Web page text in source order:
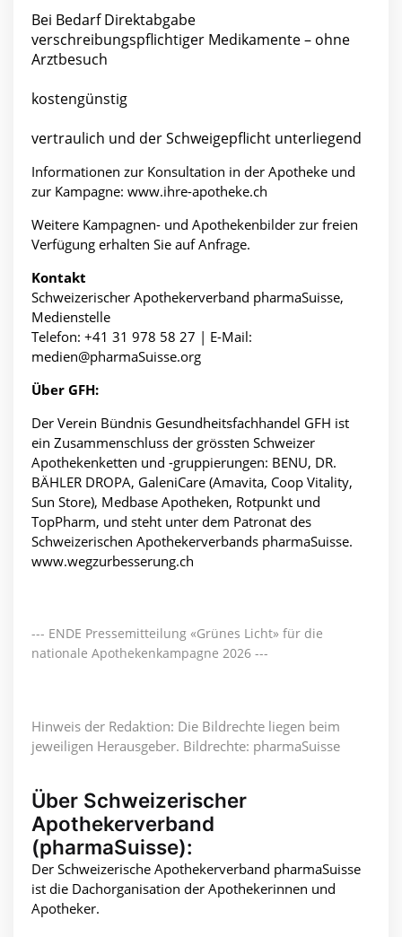
Bei Bedarf Direktabgabe
verschreibungspflichtiger Medikamente – ohne
Arztbesuch
kostengünstig
vertraulich und der Schweigepflicht unterliegend
Informationen zur Konsultation in der Apotheke und
zur Kampagne: www.ihre-apotheke.ch
Weitere Kampagnen- und Apothekenbilder zur freien
Verfügung erhalten Sie auf Anfrage.
Kontakt
Schweizerischer Apothekerverband pharmaSuisse,
Medienstelle
Telefon: +41 31 978 58 27 | E-Mail:
medien@pharmaSuisse.org
Über GFH:
Der Verein Bündnis Gesundheitsfachhandel GFH ist
ein Zusammenschluss der grössten Schweizer
Apothekenketten und -gruppierungen: BENU, DR.
BÄHLER DROPA, GaleniCare (Amavita, Coop Vitality,
Sun Store), Medbase Apotheken, Rotpunkt und
TopPharm, und steht unter dem Patronat des
Schweizerischen Apothekerverbands pharmaSuisse.
www.wegzurbesserung.ch
--- ENDE Pressemitteilung «Grünes Licht» für die
nationale Apothekenkampagne 2026 ---
Hinweis der Redaktion: Die Bildrechte liegen beim
jeweiligen Herausgeber. Bildrechte: pharmaSuisse
Über Schweizerischer
Apothekerverband
(pharmaSuisse):
Der Schweizerische Apothekerverband pharmaSuisse
ist die Dachorganisation der Apothekerinnen und
Apotheker.